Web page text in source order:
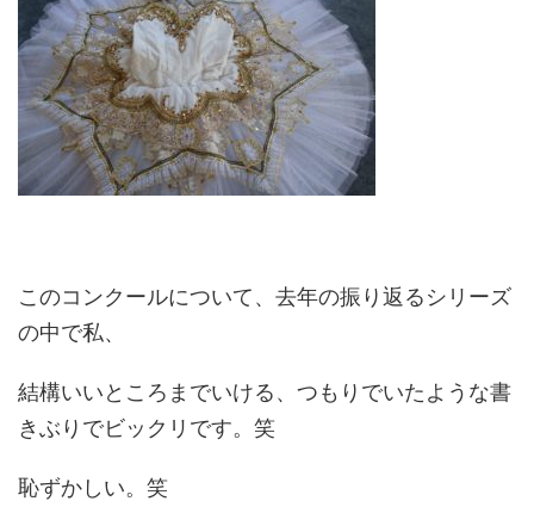
このコンクールについて、去年の振り返るシリーズ
の中で私、
結構いいところまでいける、つもりでいたような書
きぶりでビックリです。笑
恥ずかしい。笑